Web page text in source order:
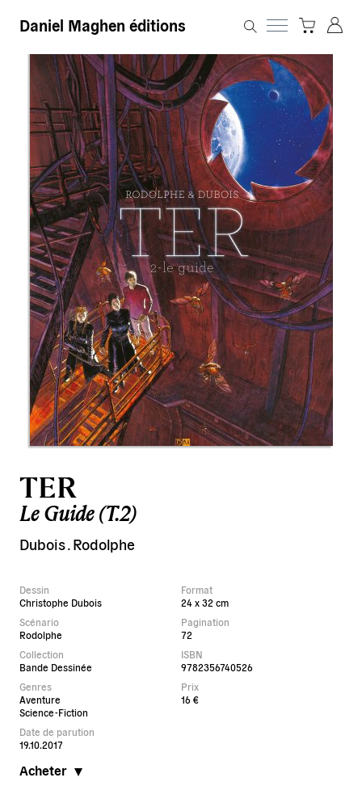
Daniel Maghen éditions
TER
Le Guide (T.2)
Dubois.Rodolphe
Dessin
Christophe Dubois
Scénario
Rodolphe
Collection
Bande Dessinée
Genres
Aventure
Science-Fiction
Date de parution
19.10.2017
Acheter
Format
24 x 32 cm
Pagination
72
ISBN
9782356740526
Prix
16 €